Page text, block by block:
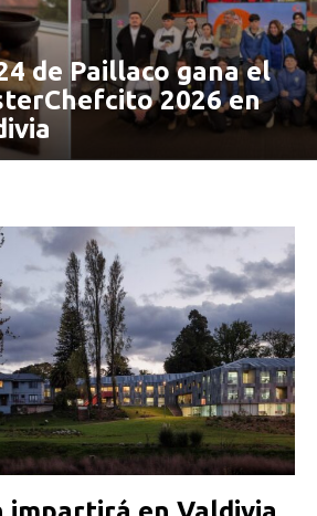
de Paillaco gana el
2026 en